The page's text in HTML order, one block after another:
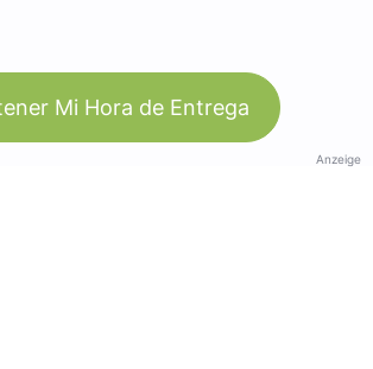
Mi Hora de Entrega
Anzeige